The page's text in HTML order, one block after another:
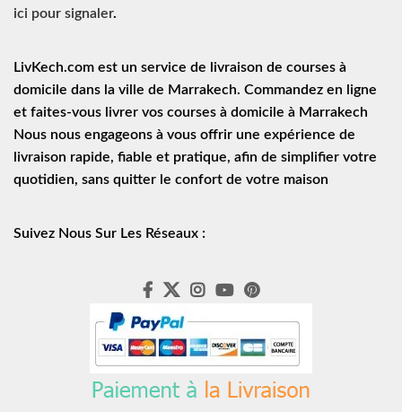
ici pour signaler.
LivKech.com est un service de
livraison de courses à
domicile dans la ville de Marrakech. Commandez en ligne
et faites-vous livrer vos courses à domicile à Marrakech
Nous nous engageons à vous offrir une expérience de
livraison rapide, fiable et pratique, afin de simplifier votre
quotidien, sans quitter le confort de votre maison
Suivez Nous Sur Les Réseaux :